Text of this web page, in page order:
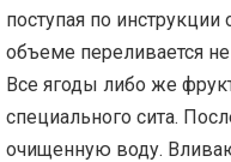
поступая по
объеме переливается
Все ягоды либо же
специального сита.
очищенную воду.